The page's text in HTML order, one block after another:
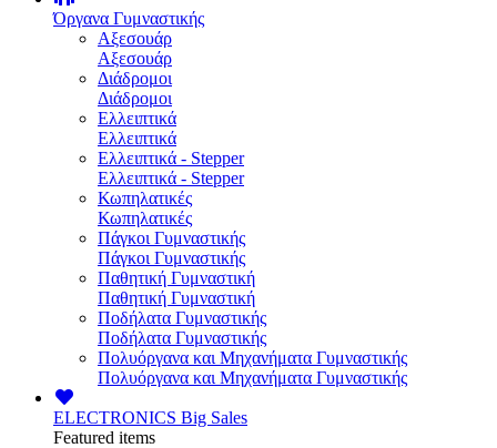
Όργανα Γυμναστικής
Αξεσουάρ
Αξεσουάρ
Διάδρομοι
Διάδρομοι
Ελλειπτικά
Ελλειπτικά
Ελλειπτικά - Stepper
Ελλειπτικά - Stepper
Κωπηλατικές
Κωπηλατικές
Πάγκοι Γυμναστικής
Πάγκοι Γυμναστικής
Παθητική Γυμναστική
Παθητική Γυμναστική
Ποδήλατα Γυμναστικής
Ποδήλατα Γυμναστικής
Πολυόργανα και Μηχανήματα Γυμναστικής
Πολυόργανα και Μηχανήματα Γυμναστικής
ELECTRONICS Big Sales
Featured items